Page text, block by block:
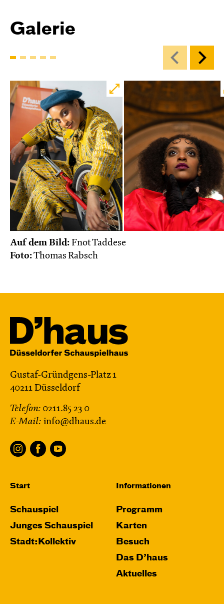
Galerie
Auf dem Bild: Fnot Taddese
Foto:Thomas Rabsch
Gustaf-Gründgens-Platz 1
40211 Düsseldorf
Telefon: 0211.85 23 0
E-Mail: info@dhaus.de
Start
Schauspiel
Junges Schauspiel
Stadt:Kollektiv
Informationen
Programm
Karten
Besuch
Das D’haus
Aktuelles